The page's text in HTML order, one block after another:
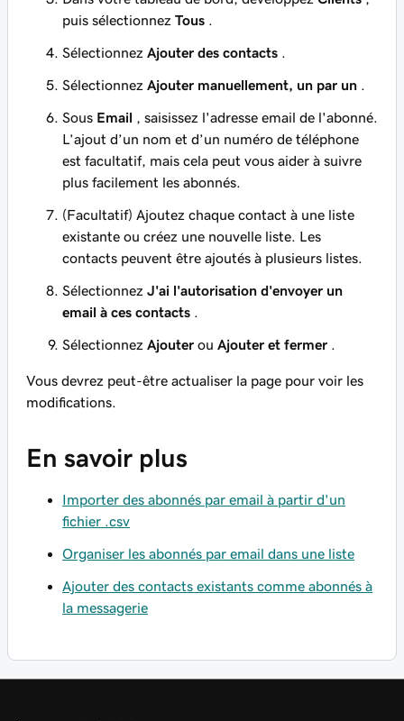
puis sélectionnez Tous
Sélectionnez Ajouter des contacts
Sélectionnez Ajouter manuellement, un par un
Sous Email , saisissez l'adresse email de l'abonné.
L’ajout d’un nom et d’un numéro de téléphone
est facultatif, mais cela peut vous aider à suivre
plus facilement les abonnés.
(Facultatif) Ajoutez chaque contact à une liste
existante ou créez une nouvelle liste. Les
contacts peuvent être ajoutés à plusieurs listes.
Sélectionnez J'ai l'autorisation d'envoyer un
email à ces contacts
Sélectionnez Ajouter ou Ajouter et fermer
Vous devrez peut-être actualiser la page pour voir les
modifications.
En savoir plus
Importer des abonnés par email à partir d'un
fichier .csv
Organiser les abonnés par email dans une liste
Ajouter des contacts existants comme abonnés à
la messagerie